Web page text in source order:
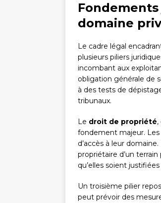
domaine
Le cadre légal
plusieurs piliers
incombant aux
obligation générale de
à des tests de
tribunaux.
Le droit de propriété,
fondement majeur.
d’accès à leur domaine.
propriétaire d’un
qu’elles soient
Un troisième pilier
peut prévoir des